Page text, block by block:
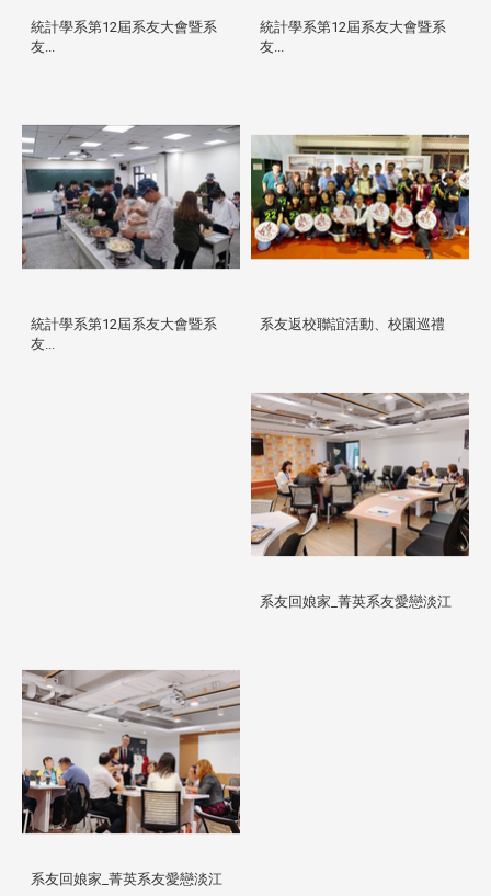
統計學系第12屆系友大會暨系
友...
統計學系第12屆系友大會暨系
友...
統計學系第12屆系友大會暨系
友...
系友返校聯誼活動、校園巡禮
系友回娘家_菁英系友愛戀淡江
系友回娘家_菁英系友愛戀淡江